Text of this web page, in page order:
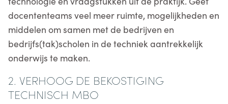
docententeams veel meer ruimte, mogelijkheden en
middelen om samen met de bedrijven en
bedrijfs(tak)scholen in de techniek aantrekkelijk
onderwijs te maken.
2. VERHOOG DE BEKOSTIGING
TECHNISCH MBO